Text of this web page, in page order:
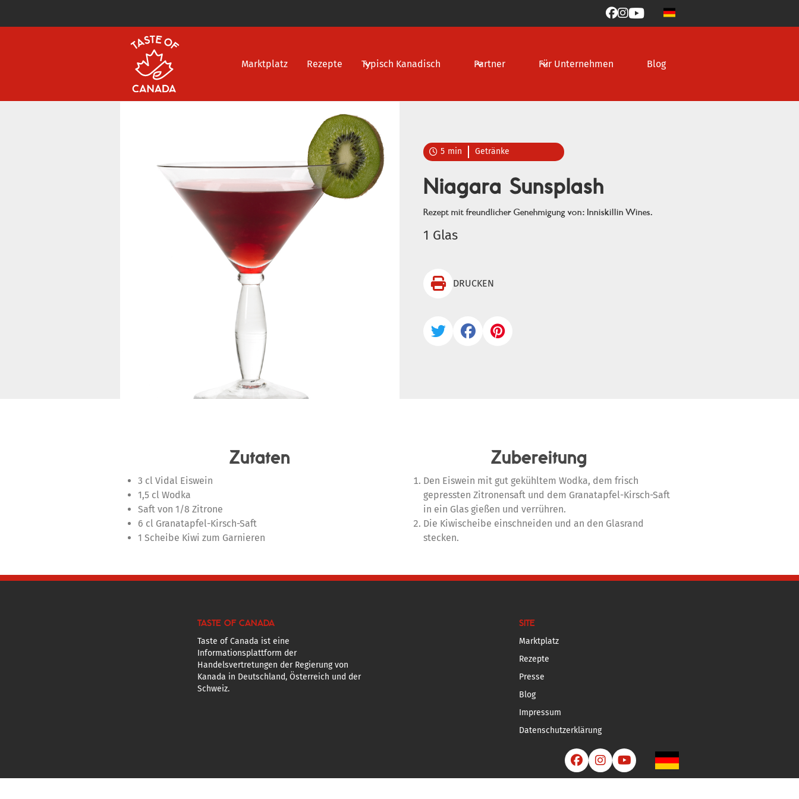

Marktplatz Rezepte Typisch Kanadisch Partner Für Unternehmen Blog
 5 min Getränke
Niagara Sunsplash
Rezept mit freundlicher Genehmigung von: Inniskillin Wines.
1 Glas
 DRUCKEN
  
Zutaten
3 cl Vidal Eiswein
1,5 cl Wodka
Saft von 1/8 Zitrone
6 cl Granatapfel-Kirsch-Saft
1 Scheibe Kiwi zum Garnieren
Zubereitung
Den Eiswein mit gut gekühltem Wodka, dem frisch
gepressten Zitronensaft und dem Granatapfel-Kirsch-Saft
in ein Glas gießen und verrühren.
Die Kiwischeibe einschneiden und an den Glasrand
stecken.
TASTE OF CANADA
Taste of Canada ist eine
Informationsplattform der
Handelsvertretungen der Regierung von
Kanada in Deutschland, Österreich und der
Schweiz.
SITE
Marktplatz
Rezepte
Presse
Blog
Impressum
Datenschutzerklärung
  